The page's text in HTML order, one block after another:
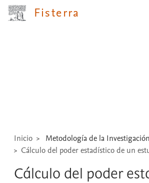
Fisterra
Inicio
Metodología de la Investigación
Cálculo del poder estadístico de un
Cálculo del poder